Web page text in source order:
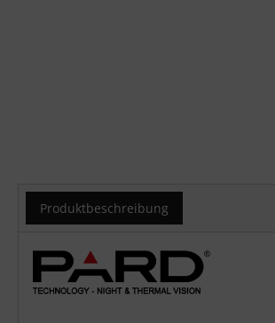
Produktbeschreibung
PRODUKTBESCHREIBUNG